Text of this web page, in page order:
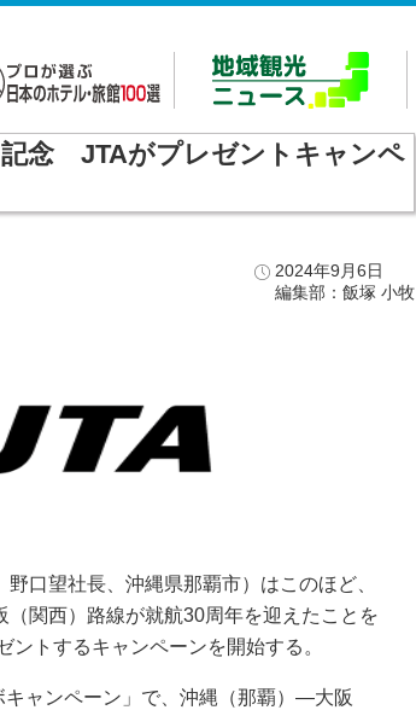
記念 JTAがプレゼントキャンペ
2024年9月6日
編集部：飯塚 小牧
口望社長、沖縄県那覇市）はこのほど、
関西）路線が就航30周年を迎えたことを
トするキャンペーンを開始する。
ャンペーン」で、沖縄（那覇）―大阪